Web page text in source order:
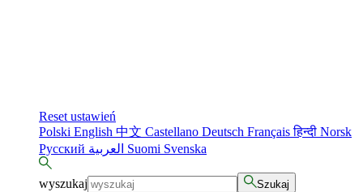
Reset ustawień
Polski English 中文 Castellano Deutsch Françaisहिन्दी Norsk
Русский
Suomi Svenska
wyszukaj Szukaj